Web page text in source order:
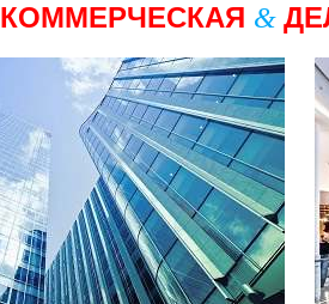
КОММЕРЧЕСКАЯ &